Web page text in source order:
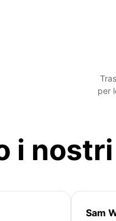
per
i
Sam